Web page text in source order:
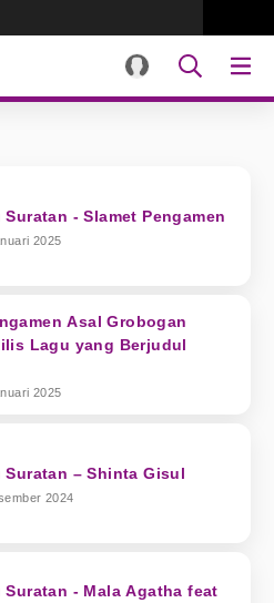
- Slamet Pengamen
2025
Asal Grobogan
Lagu yang Berjudul
2025
– Shinta Gisul
2024
- Mala Agatha feat